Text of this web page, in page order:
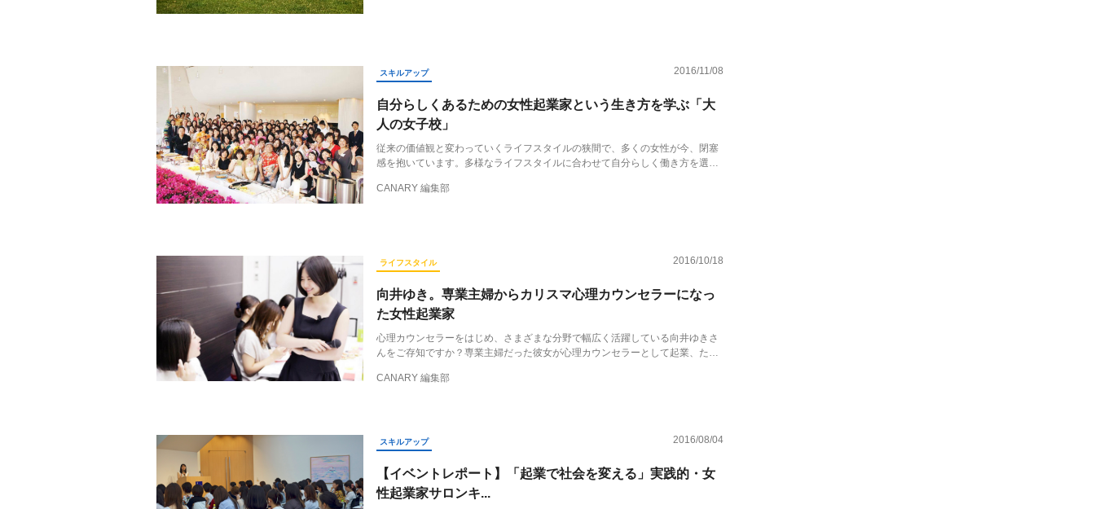
スキルアップ 2016/11/08
自分らしくあるための女性起業家という生き方を学ぶ「大
人の女子校」
従来の価値観と変わっていくライフスタイルの狭間で、多くの女性が今、閉塞
感を抱いています。多様なライフスタイルに合わせて自分らしく働き方を選…
CANARY 編集部
ライフスタイル 2016/10/18
向井ゆき。専業主婦からカリスマ心理カウンセラーになっ
た女性起業家
心理カウンセラーをはじめ、さまざまな分野で幅広く活躍している向井ゆきさ
んをご存知ですか？専業主婦だった彼女が心理カウンセラーとして起業、た…
CANARY 編集部
スキルアップ 2016/08/04
【イベントレポート】「起業で社会を変える」実践的・女
性起業家サロンキ...